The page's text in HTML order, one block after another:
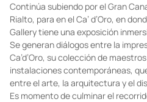
Continúa subiendo por el Gran
Rialto, para en el Ca’ d’Oro, en
Gallery tiene una exposición
Se generan diálogos entre la
Ca’d’Oro, su colección de
instalaciones contemporáneas,
entre el arte, la arquitectura y el
Es momento de culminar el